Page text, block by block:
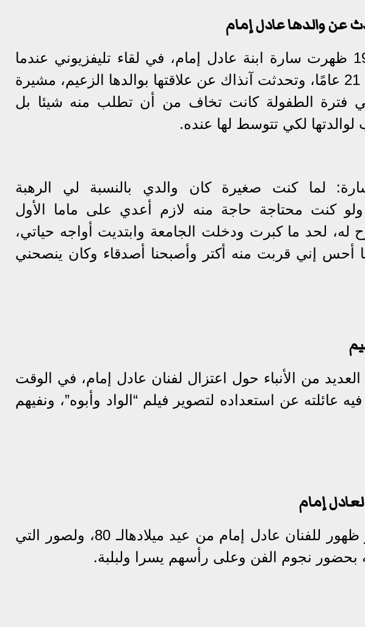
عن والدها عادل إمام
وعام 1988 ظهرت سارة ابنة عادل إمام، في لقاء تليفزيوني عندما
كان عمرها 21 عامًا، وتحدثت آنذاك عن علاقتها بوالدها الزعيم، مشيرة
في فترة الطفولة كانت تخاف من أن تطلب منه شيئا بل
لكي تتوسط لها عنده.
لما كنت صغيرة كان والدي بالنسبة لي الرهبة
كنت محتاجة حاجة منه لازم أعدي على ماما الأول
له، لحد ما كبرت ودخلت الجامعة وابتديت أواجه حياتي،
أحس إني قربت منه أكتر وأصبحنا أصدقاء وكان ينصحني
من الأنباء حول اعتزال لفنان عادل إمام، في الوقت
عائلته عن استعداده لتصوير فيلم “الواد وأبوه”، ونفيهم
إمام
وكان آخر ظهور للفنان عادل إمام من عيد ميلادهالـ 80، ولصور التي
بحضور نجوم الفن وعلى رأسهم يسرا ولبلبة.